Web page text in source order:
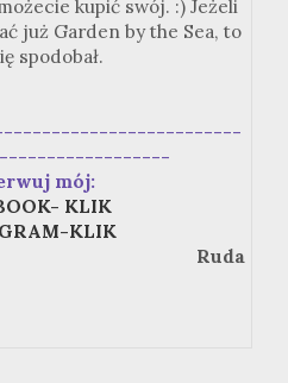
kupić swój. :) Jeżeli
już Garden by the Sea, to
spodobał.
mój:
KLIK
KLIK
Ruda